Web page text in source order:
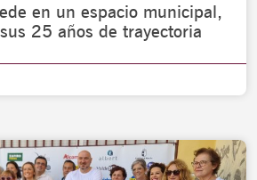
en un espacio municipal,
25 años de trayectoria